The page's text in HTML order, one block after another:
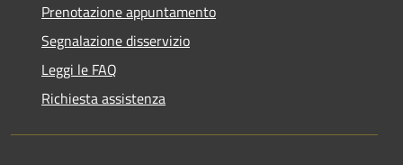
Prenotazione appuntamento
Segnalazione disservizio
Leggi le FAQ
Richiesta assistenza